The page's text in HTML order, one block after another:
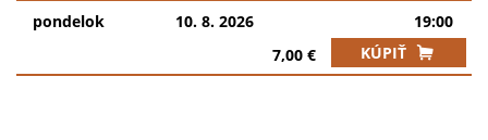
láske, Klára sa ju rozhodne zachrániť a vezme
ju na Šíravu, kde spolu s nevestami z jednotky
(Lýdia Ondrušová, Zuzana Dancáková a Dana
pondelok 10. 8. 2026
19:00
7,00 €
KÚPIŤ